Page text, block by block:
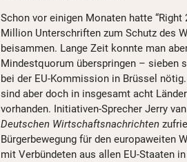
Schon vor einigen Monaten hatte
Million Unterschriften zum Schutz des
beisammen. Lange Zeit konnte man
Mindestquorum überspringen – sieben
bei der EU-Kommission in Brüssel
sind aber doch in insgesamt acht
vorhanden. Initiativen-Sprecher Jerry
Deutschen Wirtschaftsnachrichten
Bürgerbewegung für den europaweiten
mit Verbündeten aus allen EU-Staaten